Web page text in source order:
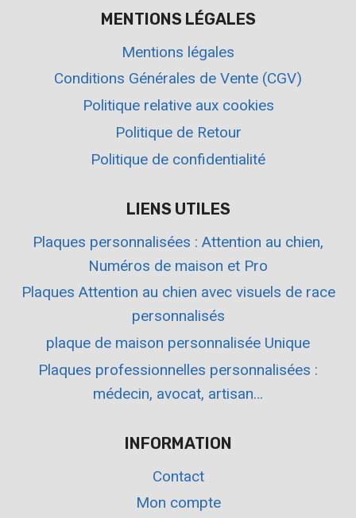
MENTIONS LÉGALES
Mentions légales
Conditions Générales de Vente (CGV)
Politique relative aux cookies
Politique de Retour
Politique de confidentialité
LIENS UTILES
Plaques personnalisées : Attention au chien,
Numéros de maison et Pro
Plaques Attention au chien avec visuels de race
personnalisés
plaque de maison personnalisée Unique
Plaques professionnelles personnalisées :
médecin, avocat, artisan…
INFORMATION
Contact
Mon compte